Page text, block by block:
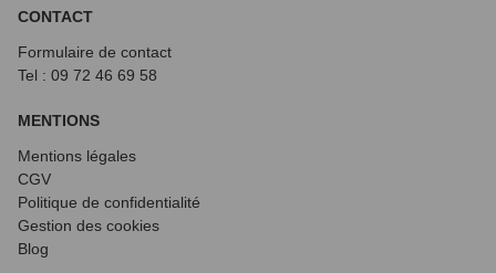
CONTACT
Formulaire de contact
Tel : 09 72 46 69 58
MENTIONS
Mentions légales
CGV
Politique de confidentialité
Gestion des cookies
Blog